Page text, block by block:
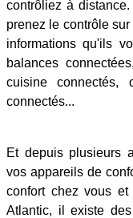
contrôliez à
prenez le contrôle
informations qu'ils
balances
cuisine
connectés...
Et depuis plusieurs
vos appareils de
confort chez vous et
Atlantic, il existe